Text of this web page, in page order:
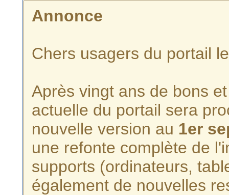
Annonce
Chers usagers du portail
Après vingt ans de bons
actuelle du portail sera
nouvelle version au 1er
une refonte complète de
supports (ordinateurs,
également de nouvelles